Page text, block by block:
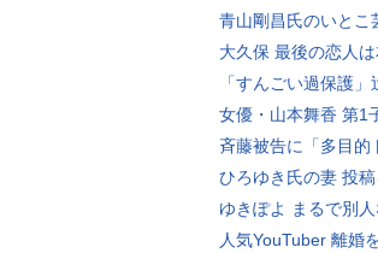
青山剛昌氏のいとこ
大久保 最後の恋人
「すんごい過保護
女優・山本舞香 第1
斉藤被告に「多目的
ひろゆき氏の妻 投
ゆきぽよ まるで別
人気YouTuber 離婚